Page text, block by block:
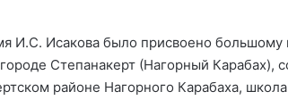
И.С. Исакова было присвоено большому
Степанакерт (Нагорный Карабах),
районе Нагорного Карабаха,